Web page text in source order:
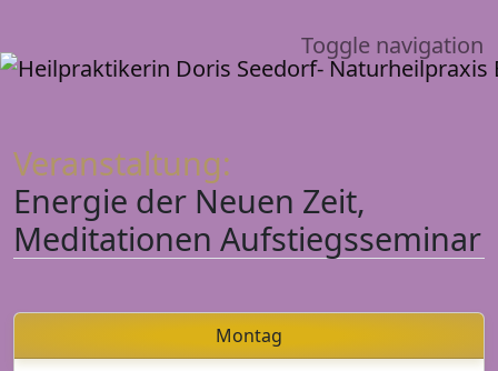
Toggle navigation
Veranstaltung:
Energie der Neuen Zeit,
Meditationen Aufstiegsseminar
Montag